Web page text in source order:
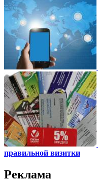
правильной визитки
Реклама